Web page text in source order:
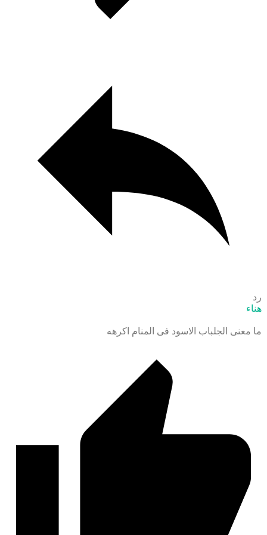
رد
هناء
ما معنى الجلباب الاسود فى المنام اكرهه